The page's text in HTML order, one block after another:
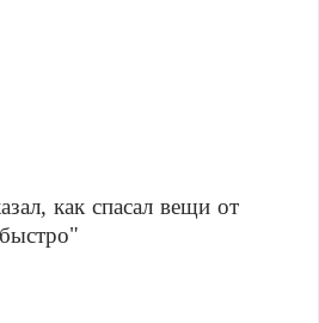
как спасал вещи от